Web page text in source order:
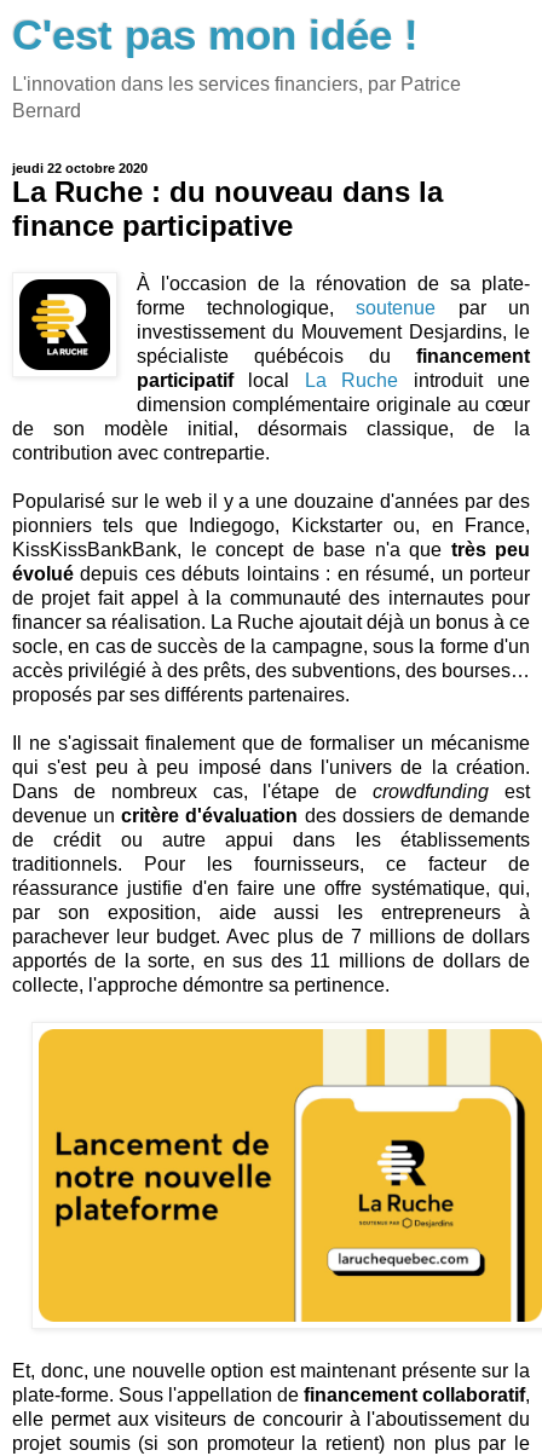
C'est pas mon idée !
L'innovation dans les services financiers, par Patrice
Bernard
jeudi 22 octobre 2020
La Ruche : du nouveau dans la
finance participative
À l'occasion de la rénovation de sa plate-
forme technologique,soutenue par un
investissement du Mouvement Desjardins, le
spécialiste québécois du financement
participatiflocal La Ruche introduit une
dimension complémentaire originale au cœur
de son modèle initial, désormais classique, de la
contribution avec contrepartie.
Popularisé sur le web il y a une douzaine d'années par des
pionniers tels que Indiegogo, Kickstarter ou, en France,
KissKissBankBank, le concept de base n'a que très peu
évolué depuis ces débuts lointains : en résumé, un porteur
de projet fait appel à la communauté des internautes pour
financer sa réalisation. La Ruche ajoutait déjà un bonus à ce
socle, en cas de succès de la campagne, sous la forme d'un
accès privilégié à des prêts, des subventions, des bourses…
proposés par ses différents partenaires.
Il ne s'agissait finalement que de formaliser un mécanisme
qui s'est peu à peu imposé dans l'univers de la création.
Dans de nombreux cas, l'étape decrowdfunding est
devenue uncritère d'évaluation des dossiers de demande
de crédit ou autre appui dans les établissements
traditionnels. Pour les fournisseurs, ce facteur de
réassurance justifie d'en faire une offre systématique, qui,
par son exposition, aide aussi les entrepreneurs à
parachever leur budget. Avec plus de 7 millions de dollars
apportés de la sorte, en sus des 11 millions de dollars de
collecte, l'approche démontre sa pertinence.
Et, donc, une nouvelle option est maintenant présente sur la
plate-forme. Sous l'appellation de financement collaboratif,
elle permet aux visiteurs de concourir à l'aboutissement du
projet soumis (si son promoteur la retient) non plus par le